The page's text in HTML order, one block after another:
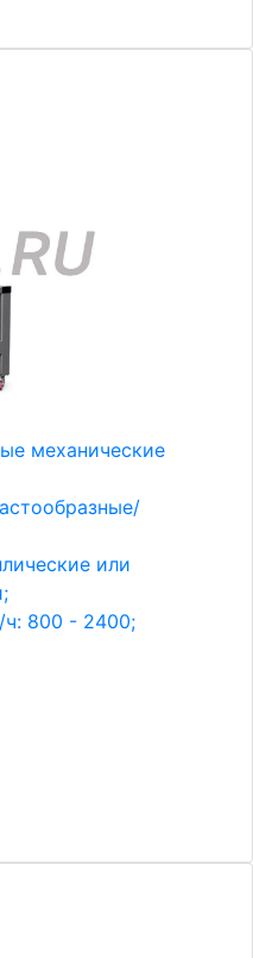
механические
или
ч: 800 - 2400;